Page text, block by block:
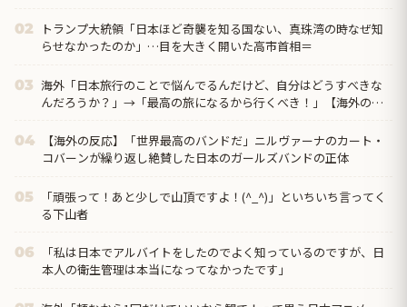
02
トランプ大統領「日本ほど奇襲を知る国ない、真珠湾の時なぜ知
らせなかったのか」…目を大きく開いた高市首相＝
03 海外「日本旅行のことで悩んでるんだけど、自分はどうすべきな
んだろうか？」→「最高の旅になるから行くべき！」【海外の反
04
【海外の反応】「世界最高のバンドだ」ニルヴァーナのカート・
コバーンが繰り返し絶賛した日本のガールズバンドの正体
05
「頑張って！あと少しで山頂ですよ！(^_^)」といちいち言ってく
る下山者
06
「私は日本でアルバイトをしたのでよく知っているのですが、日
本人の衛生管理は本当になってなかったです」